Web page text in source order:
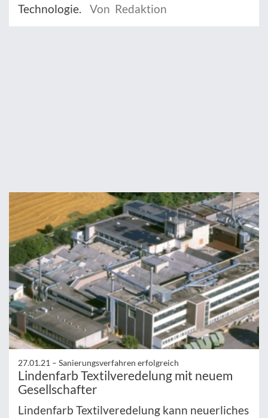
Technologie.
Von Redaktion
27.01.21 – Sanierungsverfahren erfolgreich
Lindenfarb Textilveredelung mit neuem
Gesellschafter
Lindenfarb Textilveredelung kann neuerliches